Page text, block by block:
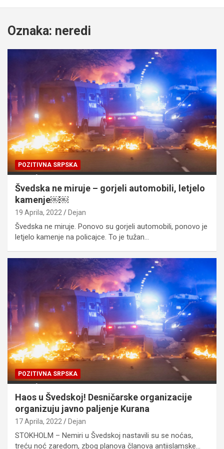
Oznaka: neredi
POZITIVNA SRPSKA
Švedska ne miruje – gorjeli automobili, letjelo
kamenje￼￼
19 Aprila, 2022 Dejan
Švedska ne miruje. Ponovo su gorjeli automobili, ponovo je
letjelo kamenje na policajce. To je tužan…
POZITIVNA SRPSKA
Haos u Švedskoj! Desničarske organizacije
organizuju javno paljenje Kurana
17 Aprila, 2022 Dejan
STOKHOLM – Nemiri u Švedskoj nastavili su se noćas,
treću noć zaredom, zbog planova članova antiislamske…